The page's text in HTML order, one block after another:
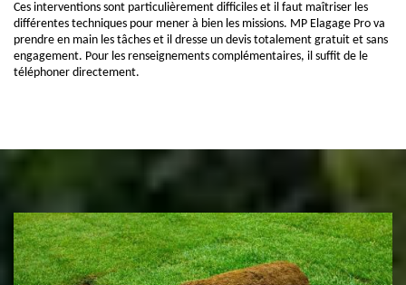
Ces interventions sont particulièrement difficiles et il faut maîtriser les
différentes techniques pour mener à bien les missions. MP Elagage Pro va
prendre en main les tâches et il dresse un devis totalement gratuit et sans
engagement. Pour les renseignements complémentaires, il suffit de le
téléphoner directement.